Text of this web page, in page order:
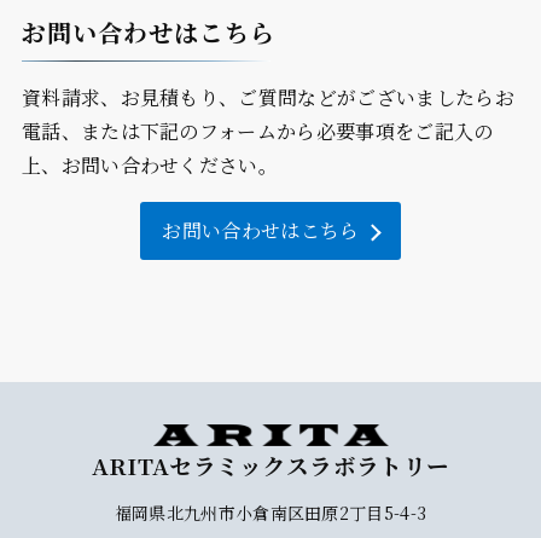
お問い合わせはこちら
資料請求、お見積もり、ご質問などがございましたらお
電話、または下記のフォームから必要事項をご記入の
上、お問い合わせください。
お問い合わせはこちら
ARITAセラミックスラボラトリー
福岡県北九州市小倉南区田原2丁目5-4-3